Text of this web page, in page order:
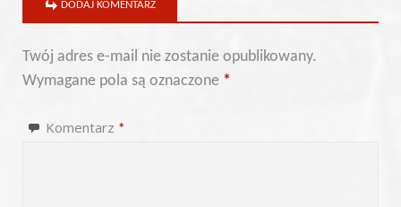
DODAJ KOMENTARZ
Twój adres e-mail nie zostanie opublikowany.
Wymagane pola są oznaczone *
Komentarz *